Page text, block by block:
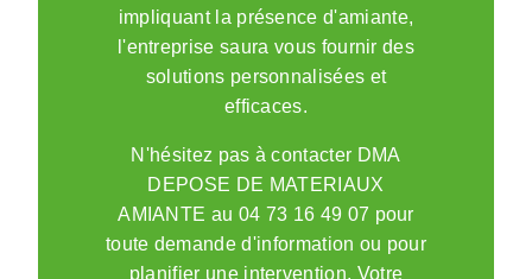
impliquant la présence d'amiante,
l'entreprise saura vous fournir des
solutions personnalisées et
efficaces.
N'hésitez pas à contacter DMA
DEPOSE DE MATERIAUX
AMIANTE au 04 73 16 49 07 pour
toute demande d'information ou pour
planifier une intervention. Votre